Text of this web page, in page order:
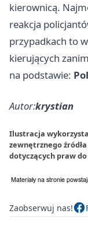
kierownicą.
reakcja
przypadkach to
kierujących
na podstawie:
Autor:krystian
Ilustracja
zewnętrznego
dotyczących praw
Zaobserwuj nas!